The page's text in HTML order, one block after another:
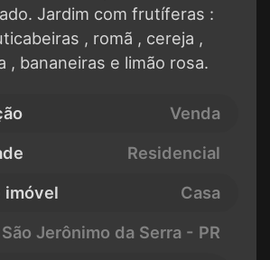
Jardim com frutíferas :
, romã , cereja ,
, bananeiras e limão rosa.
Venda
Residencial
imóvel
Casa
São Jerônimo da Serra - PR